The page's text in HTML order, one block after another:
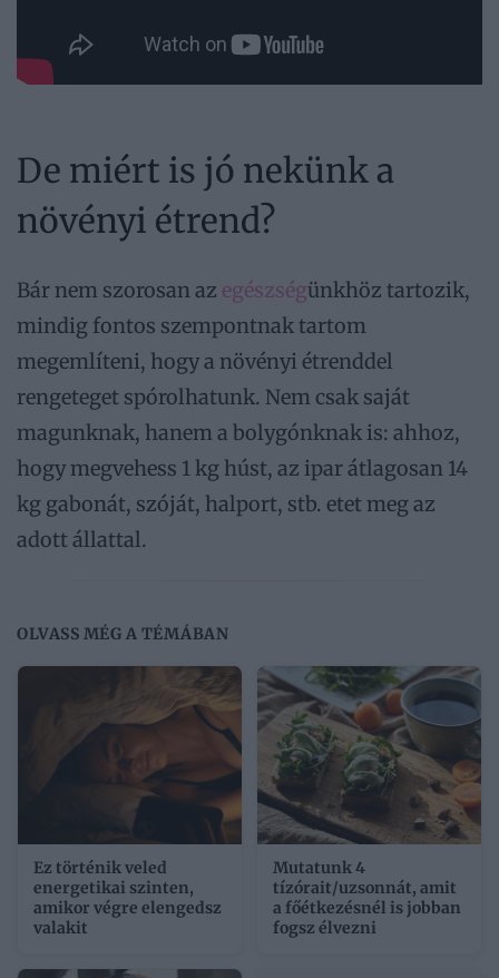
De miért is jó nekünk a
növényi étrend?
Bár nem szorosan az egészségünkhöz tartozik,
mindig fontos szempontnak tartom
megemlíteni, hogy a növényi étrenddel
rengeteget spórolhatunk. Nem csak saját
magunknak, hanem a bolygónknak is: ahhoz,
hogy megvehess 1 kg húst, az ipar átlagosan 14
kg gabonát, szóját, halport, stb. etet meg az
adott állattal.
OLVASS MÉG A TÉMÁBAN
Ez történik veled
energetikai szinten,
amikor végre elengedsz
valakit
Mutatunk 4
tízórait/uzsonnát, amit
a főétkezésnél is jobban
fogsz élvezni